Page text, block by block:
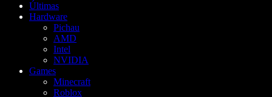
Últimas
Hardware
Pichau
AMD
Intel
NVIDIA
Games
Minecraft
Roblox